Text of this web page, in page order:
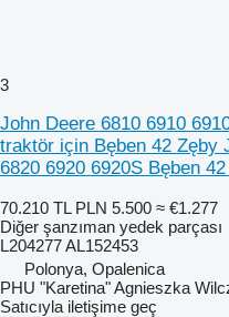
3
John Deere 6810 6910
traktör için Bęben 42 Zęby
6820 6920 6920S Bęben
70.210 TL PLN 5.500 ≈ €1.277
Diğer şanzıman yedek parçası
L204277 AL152453
Polonya, Opalenica
PHU "Karetina" Agnieszka
Satıcıyla iletişime geç